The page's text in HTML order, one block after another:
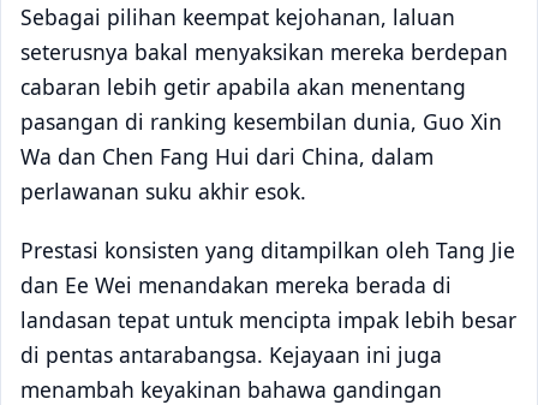
Sebagai pilihan keempat kejohanan, laluan
seterusnya bakal menyaksikan mereka berdepan
cabaran lebih getir apabila akan menentang
pasangan di ranking kesembilan dunia, Guo Xin
Wa dan Chen Fang Hui dari China, dalam
perlawanan suku akhir esok.
Prestasi konsisten yang ditampilkan oleh Tang Jie
dan Ee Wei menandakan mereka berada di
landasan tepat untuk mencipta impak lebih besar
di pentas antarabangsa. Kejayaan ini juga
menambah keyakinan bahawa gandingan